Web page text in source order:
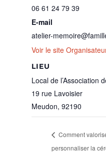
LIEU
Local de l’Association
19 rue Lavoisier
Meudon, 92190
06 61 24 79 39
E-mail
atelier-
Voir le site
Comment
personnaliser la